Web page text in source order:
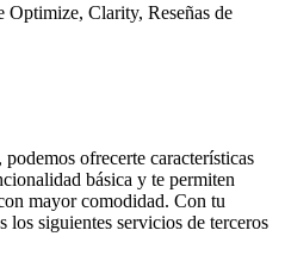
Clarity, Reseñas de
ofrecerte características
básica y te permiten
mayor comodidad. Con tu
los siguientes servicios de terceros